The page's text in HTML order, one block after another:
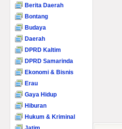
Berita Daerah
Bontang
Budaya
Daerah
DPRD Kaltim
DPRD Samarinda
Ekonomi & Bisnis
Erau
Gaya Hidup
Hiburan
Hukum & Kriminal